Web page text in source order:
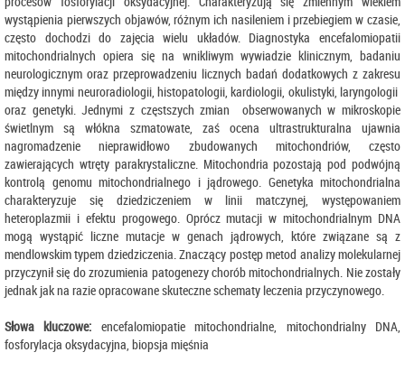
wystąpienia pierwszych objawów, różnym ich nasileniem i przebiegiem w czasie,
często dochodzi do zajęcia wielu układów. Diagnostyka encefalomiopatii
mitochondrialnych opiera się na wnikliwym wywiadzie klinicznym, badaniu
neurologicznym oraz przeprowadzeniu licznych badań dodatkowych z zakresu
między innymi neuroradiologii, histopatologii, kardiologii, okulistyki, laryngologii
oraz genetyki. Jednymi z częstszych zmian obserwowanych w mikroskopie
świetlnym są włókna szmatowate, zaś ocena ultrastrukturalna ujawnia
nagromadzenie nieprawidłowo zbudowanych mitochondriów, często
zawierających wtręty parakrystaliczne. Mitochondria pozostają pod podwójną
kontrolą genomu mitochondrialnego i jądrowego. Genetyka mitochondrialna
charakteryzuje się dziedziczeniem w linii matczynej, występowaniem
heteroplazmii i efektu progowego. Oprócz mutacji w mitochondrialnym DNA
mogą wystąpić liczne mutacje w genach jądrowych, które związane są z
mendlowskim typem dziedziczenia. Znaczący postęp metod analizy molekularnej
przyczynił się do zrozumienia patogenezy chorób mitochondrialnych. Nie zostały
jednak jak na razie opracowane skuteczne schematy leczenia przyczynowego.
Słowa kluczowe: encefalomiopatie mitochondrialne, mitochondrialny DNA,
fosforylacja oksydacyjna, biopsja mięśnia